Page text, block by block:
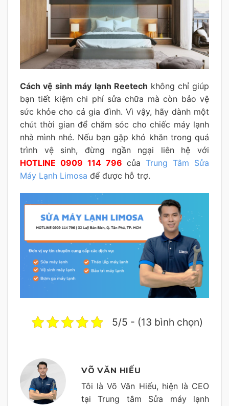
Cách vệ sinh máy lạnh Reetech không chỉ giúp
bạn tiết kiệm chi phí sửa chữa mà còn bảo vệ
sức khỏe cho cả gia đình. Vì vậy, hãy dành một
chút thời gian để chăm sóc cho chiếc máy lạnh
nhà mình nhé. Nếu bạn gặp khó khăn trong quá
trình vệ sinh, đừng ngần ngại liên hệ với
HOTLINE 0909 114 796 củaTrung Tâm Sửa
Máy Lạnh Limosa để được hỗ trợ.
5/5 - (13 bình chọn)
VÕ VĂN HIẾU
Tôi là Võ Văn Hiếu, hiện là CEO
tại Trung tâm Sửa máy lạnh